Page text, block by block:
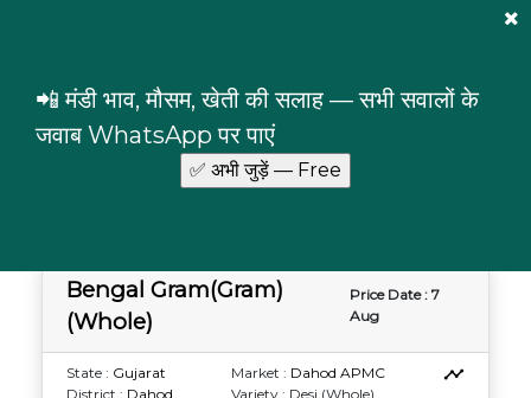
📲 मंडी भाव, मौसम, खेती की सलाह — सभी सवालों के
जवाब WhatsApp पर पाएं
Login
Bengal Gram(Gram)(Whole) Gujarat Dahod
Bengal Gram(Gram)(Whole) prices in Dahod,
Bengal Gram(Gram)
(Whole)
Price Date : 7
Aug
State : Gujarat
District : Dahod
Market : Dahod APMC
Variety : Desi (Whole)